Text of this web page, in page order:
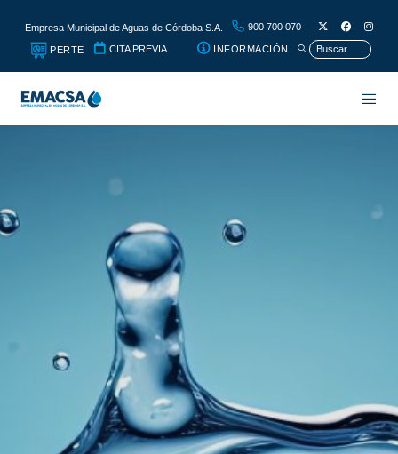
Empresa Municipal de Aguas de Córdoba S.A. 900 700 070
PERTE CITA PREVIA INFORMACIÓN